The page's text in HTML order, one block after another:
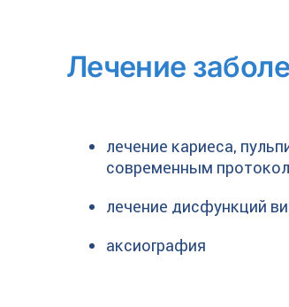
Лечение
лечение кариеса,
современным
лечение дисфункций
аксиография